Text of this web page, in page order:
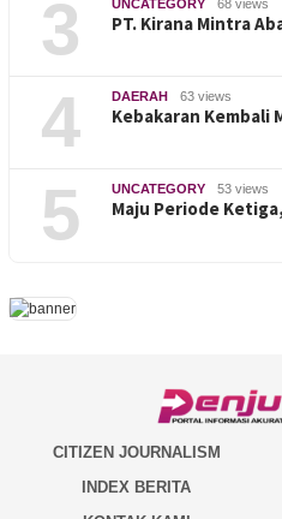
3 UNCATEGORY 68 views
PT. Kirana Mintra
4 DAERAH 63 views
Kebakaran Kembali
5 UNCATEGORY 53 views
Maju Periode
CITIZEN JOURNALISM
INDEX BERITA